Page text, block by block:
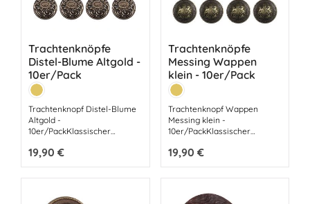
Trachtenknöpfe
Distel-Blume Altgold -
10er/Pack
Farbe:
Messing
Trachtenknopf Distel-Blume
Altgold -
10er/PackKlassischer
Durchmesser 22 mmÖsen-
Regulärer Preis:
19,90 €
Trachtenknöpfe
Messing Wappen
klein - 10er/Pack
Farbe:
Messing
Trachtenknopf Wappen
Messing klein -
10er/PackKlassischer
Durchmesser 20 mmÖsen-
Regulärer Preis:
19,90 €